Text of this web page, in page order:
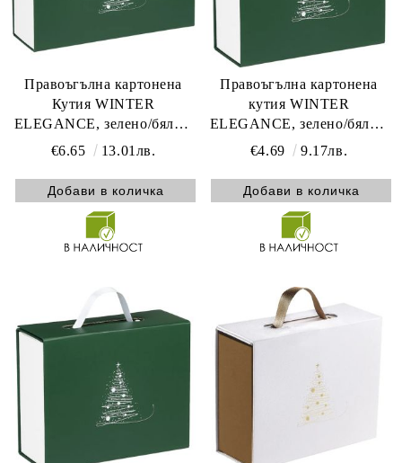
Правоъгълна картонена
Кутия WINTER
ELEGANCE, зелено/бяло с
магнитно затваряне 33.5 x
€6.65 13.01лв.
Правоъгълна картонена
кутия WINTER
ELEGANCE, зелено/бяло с
магнитно затваряне 23.5 x
€4.69 9.17лв.